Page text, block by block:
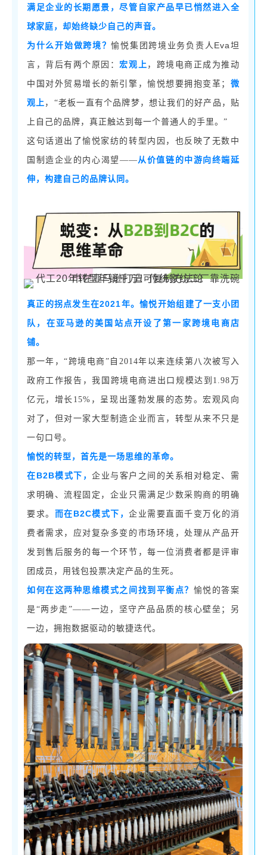
满足企业的长期愿景，尽管自家产品早已悄然进入全
球家庭，却始终缺少自己的声音。
为什么开始做跨境？愉悦集团跨境业务负责人 Eva坦
言，背后有两个原因：宏观上 ，跨境电商正成为推动
中国对外贸易增长的新引擎，愉悦想要拥抱变革； 微
观上 ， “老板一直有个品牌梦，想让我们的好产品，贴
上自己的品牌，真正触达到每一个普通人的手里。”
这句话道出了愉悦家纺的转型内因，也反映了无数中
国制造企业的内心渴望 ——从价值链的中游向终端延
伸，构建自己的品牌认同。
真正的拐点发生在2021年。愉悦开始组建了一支小团
队，在亚马逊的美国站点开设了第一家跨境电商店
铺。
那一年， “跨境电商”自2014年以来连续第八次被写入
政府工作报告，我国跨境电商进出口规模达到1.98万
亿元，增长15%，呈现出蓬勃发展的态势。宏观风向
对了，但对一家大型制造企业而言，转型从来不只是
一句口号。
愉悦的转型，首先是一场思维的革命。
在 B2B模式下，企业与客户之间的关系相对稳定、需
求明确、流程固定，企业只需满足少数采购商的明确
要求。 而在 B2C模式下，企业需要直面千变万化的消
费者需求，应对复杂多变的市场环境，处理从产品开
发到售后服务的每一个环节，每一位消费者都是评审
团成员，用钱包投票决定产品的生死。
如何在这两种思维模式之间找到平衡点？ 愉悦的答案
是“两步走”——一边，坚守产品品质的核心壁垒；另
一边，拥抱数据驱动的敏捷迭代。